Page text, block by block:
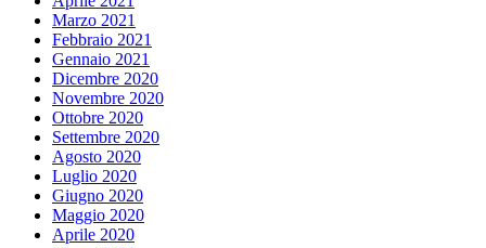
Marzo 2021
Febbraio 2021
Gennaio 2021
Dicembre 2020
Novembre 2020
Ottobre 2020
Settembre 2020
Agosto 2020
Luglio 2020
Giugno 2020
Maggio 2020
Aprile 2020